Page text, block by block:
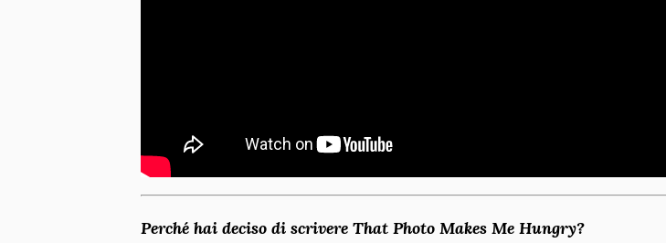
Perché hai deciso di scrivere That Photo Makes Me Hungry?